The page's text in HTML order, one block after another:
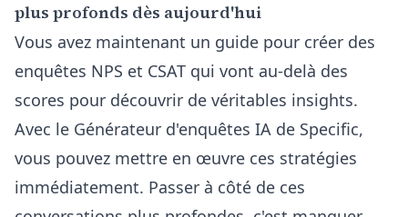
plus profonds dès aujourd'hui
Vous avez maintenant un guide pour créer des
enquêtes NPS et CSAT qui vont au-delà des
scores pour découvrir de véritables insights.
Avec le Générateur d'enquêtes IA de Specific,
vous pouvez mettre en œuvre ces stratégies
immédiatement. Passer à côté de ces